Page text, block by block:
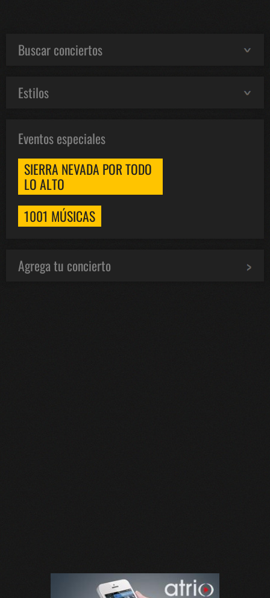
Buscar conciertos
Estilos
Eventos especiales
SIERRA NEVADA POR TODO
LO ALTO
1001 MÚSICAS
Agrega tu concierto